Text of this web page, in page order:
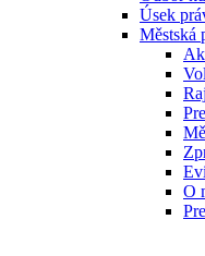
Úsek
Městská
O